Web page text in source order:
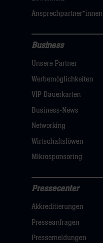
hier
Ansprechpartner*innen
Navigation
öffnen,
dann
Business
Unsere Partner
Werbemöglichkeiten
VIP Dauerkarten
Business-News
Networking
Wirtschaftslöwen
Mikrosponsoring
Navigation
öffnen,
dann
Pressecenter
Akkreditierungen
Presseanfragen
Pressemeldungen